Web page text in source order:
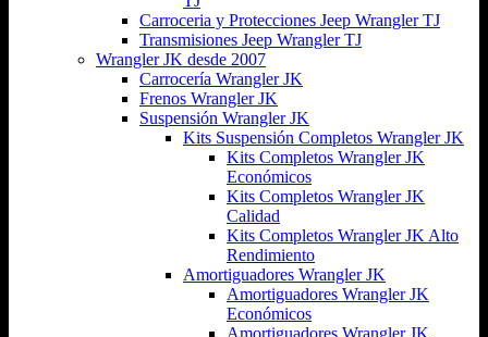
Carroceria y Protecciones Jeep Wrangler TJ
Transmisiones Jeep Wrangler TJ
Wrangler JK desde 2007
Carrocería Wrangler JK
Frenos Wrangler JK
Suspensión Wrangler JK
Kits Suspensión Completos Wrangler JK
Kits Completos Wrangler JK
Económicos
Kits Completos Wrangler JK
Calidad
Kits Completos Wrangler JK Alto
Rendimiento
Amortiguadores Wrangler JK
Amortiguadores Wrangler JK
Económicos